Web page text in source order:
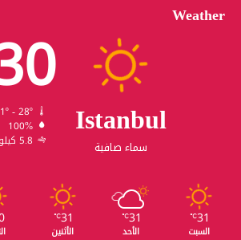
Weather
Istanbul
سماء صافية
31º - 28º
100%
5.8 كيلومتر/ساعة
31
℃
السبت
31
℃
الأحد
31
℃
الأثنين